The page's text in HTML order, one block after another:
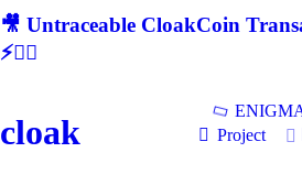
🎥 Untraceable CloakCoin
⚡🕵‍♂
cloak
Project